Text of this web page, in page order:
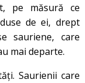
pe măsură ce
de ei, drept
sauriene, care
mai departe.
Saurienii care